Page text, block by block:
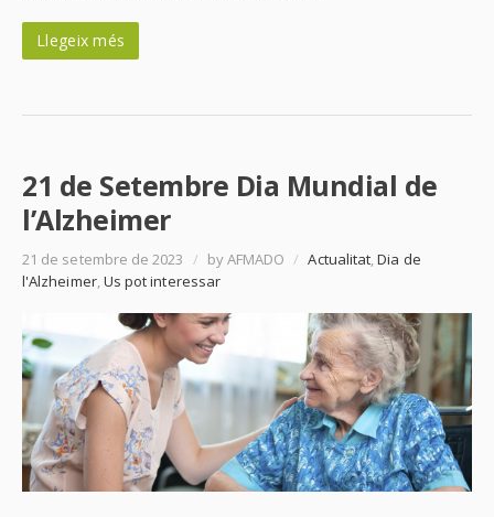
Llegeix més
21 de Setembre Dia Mundial de
l’Alzheimer
21 de setembre de 2023 / by AFMADO / Actualitat,Dia de
l'Alzheimer,Us pot interessar